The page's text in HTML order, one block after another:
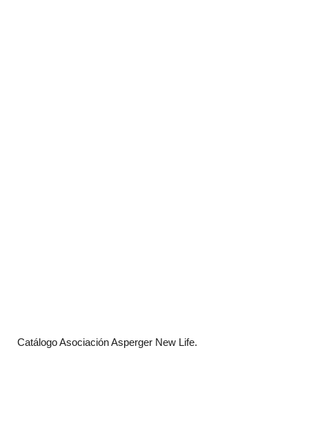
Catálogo Asociación Asperger New Life.